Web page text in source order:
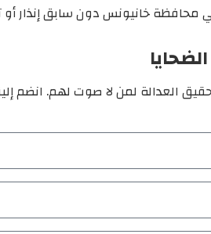
محافظة خانيونس دون سابق
العدالة لمن لا صوت لهم. انضم